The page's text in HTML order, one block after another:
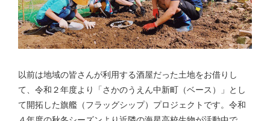
以前は地域の皆さんが利用する酒屋だった土地をお借りし
て、令和２年度より「さかのうえん中新町（ベース）」とし
て開拓した旗艦（フラッグシップ）プロジェクトです。令和